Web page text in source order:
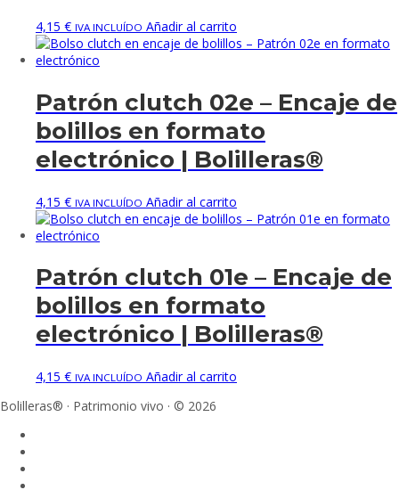
4,15 € IVA INCLUÍDO Añadir al carrito
Patrón clutch 02e – Encaje de
bolillos en formato
electrónico | Bolilleras®
4,15 € IVA INCLUÍDO Añadir al carrito
Patrón clutch 01e – Encaje de
bolillos en formato
electrónico | Bolilleras®
4,15 € IVA INCLUÍDO Añadir al carrito
Bolilleras® · Patrimonio vivo · © 2026